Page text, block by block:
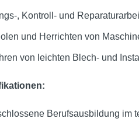
, Kontroll- und
und Herrichten von
von leichten Blech- und
Berufsausbildung im